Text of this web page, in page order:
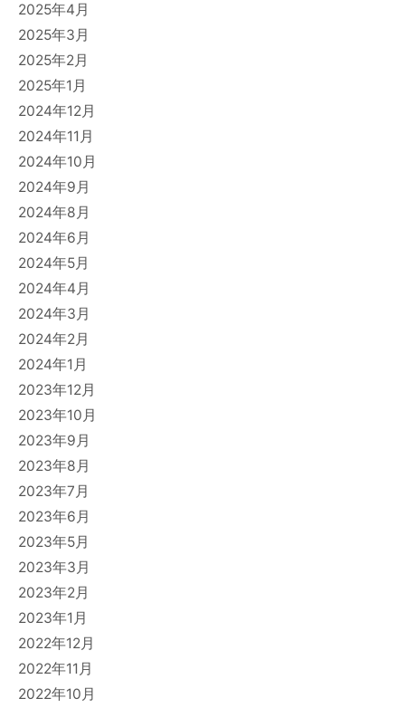
2025年4月
2025年3月
2025年2月
2025年1月
2024年12月
2024年11月
2024年10月
2024年9月
2024年8月
2024年6月
2024年5月
2024年4月
2024年3月
2024年2月
2024年1月
2023年12月
2023年10月
2023年9月
2023年8月
2023年7月
2023年6月
2023年5月
2023年3月
2023年2月
2023年1月
2022年12月
2022年11月
2022年10月